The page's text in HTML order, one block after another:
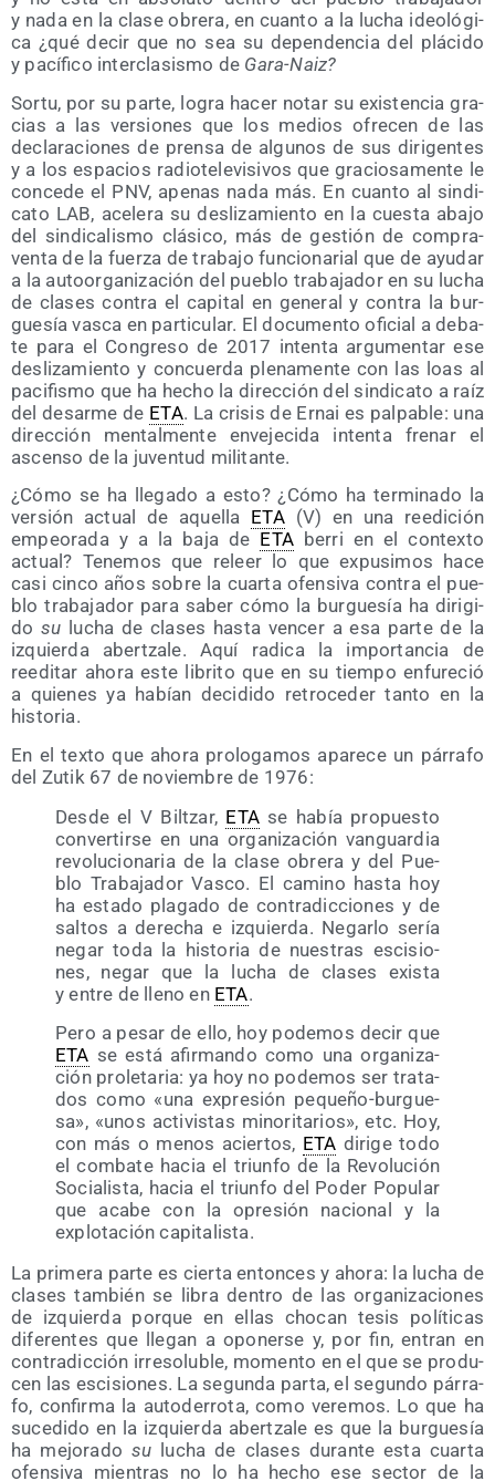
y nada en la cla­se obre­ra, en cuan­to a la lucha ideo­ló­gi­
ca ¿qué decir que no sea su depen­den­cia del plá­ci­do
y pací­fi­co inter­cla­sis­mo de Gara-Naiz?
Sor­tu, por su par­te, logra hacer notar su exis­ten­cia gra­
cias a las ver­sio­nes que los medios ofre­cen de las
decla­ra­cio­nes de pren­sa de algu­nos de sus diri­gen­tes
y a los espa­cios radio­te­le­vi­si­vos que gra­cio­sa­men­te le
con­ce­de el PNV, ape­nas nada más. En cuan­to al sin­di­
ca­to LAB, ace­le­ra su des­li­za­mien­to en la cues­ta aba­jo
del sin­di­ca­lis­mo clá­si­co, más de ges­tión de com­pra­
ven­ta de la fuer­za de tra­ba­jo fun­cio­na­rial que de ayu­dar
a la auto­or­ga­ni­za­ción del pue­blo tra­ba­ja­dor en su lucha
de cla­ses con­tra el capi­tal en gene­ral y con­tra la bur­
gue­sía vas­ca en par­ti­cu­lar. El docu­men­to ofi­cial a deba­
te para el Con­gre­so de 2017 inten­ta argu­men­tar ese
des­li­za­mien­to y con­cuer­da ple­na­men­te con las loas al
paci­fis­mo que ha hecho la direc­ción del sin­di­ca­to a raíz
del desar­me de ETA. La cri­sis de Ernai es pal­pa­ble: una
direc­ción men­tal­men­te enve­je­ci­da inten­ta fre­nar el
ascen­so de la juven­tud militante.
¿Cómo se ha lle­ga­do a esto? ¿Cómo ha ter­mi­na­do la
ver­sión actual de aque­lla ETA(V) en una reedi­ción
empeo­ra­da y a la baja de ETAberri en el con­tex­to
actual? Tene­mos que releer lo que expu­si­mos hace
casi cin­co años sobre la cuar­ta ofen­si­va con­tra el pue­
blo tra­ba­ja­dor para saber cómo la bur­gue­sía ha diri­gi­
dosu lucha de cla­ses has­ta ven­cer a esa par­te de la
izquier­da aber­tza­le. Aquí radi­ca la impor­tan­cia de
reedi­tar aho­ra este libri­to que en su tiem­po enfu­re­ció
a quie­nes ya habían deci­di­do retro­ce­der tan­to en la
historia.
En el tex­to que aho­ra pro­lo­ga­mos apa­re­ce un párra­fo
del Zutik 67 de noviem­bre de 1976:
Des­de el V Bil­tzar, ETAse había pro­pues­to
con­ver­tir­se en una orga­ni­za­ción van­guar­dia
revo­lu­cio­na­ria de la cla­se obre­ra y del Pue­
blo Tra­ba­ja­dor Vas­co. El camino has­ta hoy
ha esta­do pla­ga­do de con­tra­dic­cio­nes y de
sal­tos a dere­cha e izquier­da. Negar­lo sería
negar toda la his­to­ria de nues­tras esci­sio­
nes, negar que la lucha de cla­ses exis­ta
y entre de lleno en ETA.
Pero a pesar de ello, hoy pode­mos decir que
ETA se está afir­man­do como una orga­ni­za­
ción pro­le­ta­ria: ya hoy no pode­mos ser tra­ta­
dos como «una expre­sión peque­ño-bur­gue­
sa», «unos acti­vis­tas mino­ri­ta­rios», etc. Hoy,
con más o menos acier­tos, ETA diri­ge todo
el com­ba­te hacia el triun­fo de la Revo­lu­ción
Socia­lis­ta, hacia el triun­fo del Poder Popu­lar
que aca­be con la opre­sión nacio­nal y la
explo­ta­ción capitalista.
La pri­me­ra par­te es cier­ta enton­ces y aho­ra: la lucha de
cla­ses tam­bién se libra den­tro de las orga­ni­za­cio­nes
de izquier­da por­que en ellas cho­can tesis polí­ti­cas
dife­ren­tes que lle­gan a opo­ner­se y, por fin, entran en
con­tra­dic­ción irre­so­lu­ble, momen­to en el que se pro­du­
cen las esci­sio­nes. La segun­da par­ta, el segun­do párra­
fo, con­fir­ma la auto­de­rro­ta, como vere­mos. Lo que ha
suce­di­do en la izquier­da aber­tza­le es que la bur­gue­sía
ha mejo­ra­do su lucha de cla­ses duran­te esta cuar­ta
ofen­si­va mien­tras no lo ha hecho ese sec­tor de la